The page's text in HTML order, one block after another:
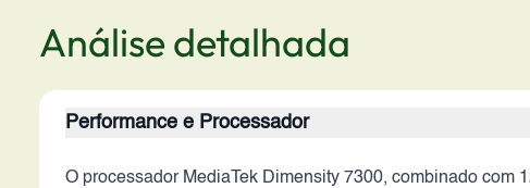
Análise detalhada
Performance e Processador
O processador MediaTek Dimensity 7300, combinado com